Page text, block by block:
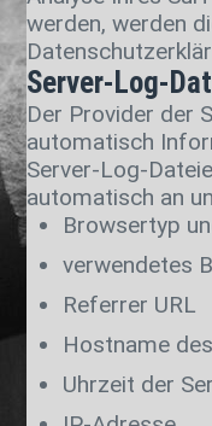
werden, werden
Server-Log-
Der Provider der
automatisch
Server-Log-
automatisch an
Browsertyp
verwendetes
Referrer URL
Hostname
Uhrzeit der